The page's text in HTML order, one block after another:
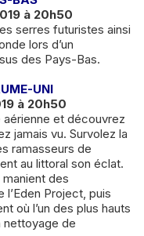
à 20h50
serres futuristes ainsi
lors d’un
des Pays-Bas.
UNI
à 20h50
et découvrez
jamais vu. Survolez la
ramasseurs de
au littoral son éclat.
des
Project, puis
où l’un des plus hauts
nettoyage de